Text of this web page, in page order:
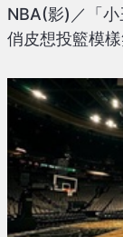
NBA(影)／「小
俏皮想投籃模